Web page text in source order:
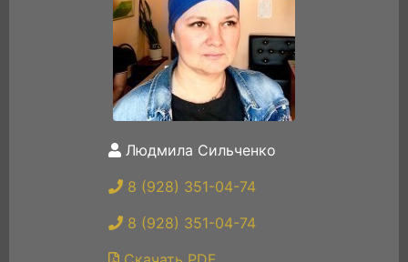
Людмила Сильченко
8 (928) 351-04-74
8 (928) 351-04-74